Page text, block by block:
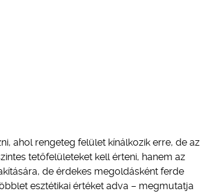
ahol rengeteg felület kínálkozik erre, de az
tetőfelületeket kell érteni, hanem az
de érdekes megoldásként ferde
esztétikai értéket adva – megmutatja